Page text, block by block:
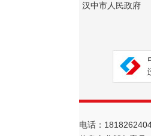
汉中市人民政府
电话：